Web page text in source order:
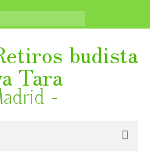
budista
Tara
-